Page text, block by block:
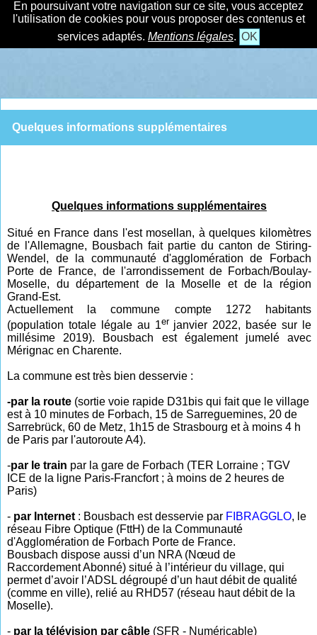
En poursuivant votre navigation sur ce site, vous acceptez
l'utilisation de cookies pour vous proposer des contenus et
services adaptés. Mentions légales. OK
Quelques informations supplémentaires
Quelques informations supplémentaires
Situé en France dans l'est mosellan, à quelques kilomètres
de l'Allemagne, Bousbach fait partie du canton de Stiring-
Wendel, de la communauté d'agglomération de Forbach
Porte de France, de l'arrondissement de Forbach/Boulay-
Moselle, du département de la Moselle et de la région
Grand-Est.
Actuellement la commune compte 1272 habitants
(population totale légale au 1er janvier 2022, basée sur le
millésime 2019). Bousbach est également jumelé avec
Mérignac en Charente.
La commune est très bien desservie :
-par la route (sortie voie rapide D31bis qui fait que le village
est à 10 minutes de Forbach, 15 de Sarreguemines, 20 de
Sarrebrück, 60 de Metz, 1h15 de Strasbourg et à moins 4 h
de Paris par l'autoroute A4).
-par le train par la gare de Forbach (TER Lorraine ; TGV
ICE de la ligne Paris-Francfort ; à moins de 2 heures de
Paris)
- par Internet : Bousbach est desservie par FIBRAGGLO, le
réseau Fibre Optique (FttH) de la Communauté
d'Agglomération de Forbach Porte de France.
Bousbach dispose aussi d’un NRA (Nœud de
Raccordement Abonné) situé à l’intérieur du village, qui
permet d’avoir l’ADSL dégroupé d’un haut débit de qualité
(comme en ville), relié au RHD57 (réseau haut débit de la
Moselle).
- par la télévision par câble (SFR - Numéricable)